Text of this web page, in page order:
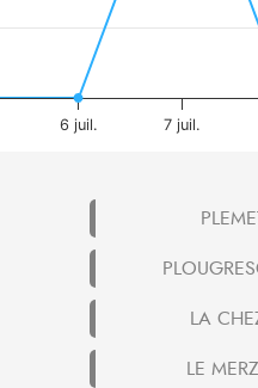
6 juil. 7 juil.
LA
LE